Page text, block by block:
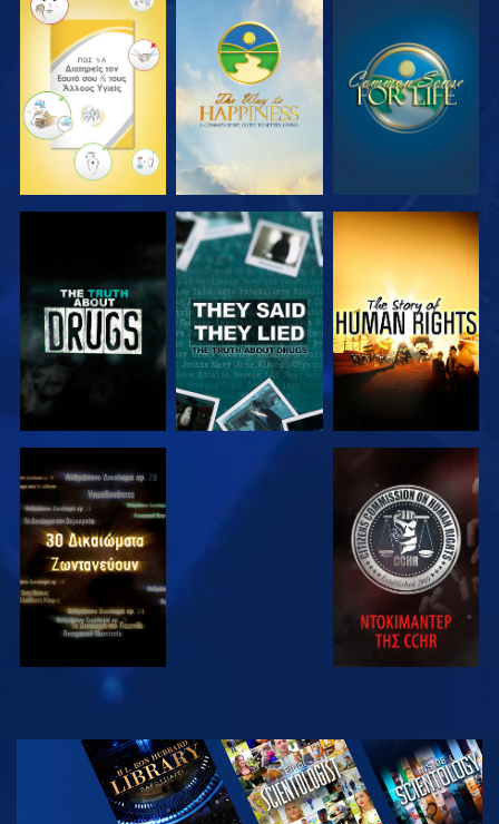
ΠΑΡΑΚΟΛΟΥΘΗΣΤΕ ΠΑΡΑΚΟΛΟΥΘΗΣΤΕ ΠΑΡΑΚΟΛΟΥΘΗΣΤΕ
ΠΑΡΑΚΟΛΟΥΘΗΣΤΕ ΠΑΡΑΚΟΛΟΥΘΗΣΤΕ ΠΑΡΑΚΟΛΟΥΘΗΣΤΕ
ΠΑΡΑΚΟΛΟΥΘΗΣΤΕ ΠΑΡΑΚΟΛΟΥΘΗΣΤΕ
ΠΑΡΑΚΟΛΟΥΘΗΣΤΕ
ΕΞΕΡΕΥΝΗΣΤΕ
ΤΗ ΣΕΙΡΑ